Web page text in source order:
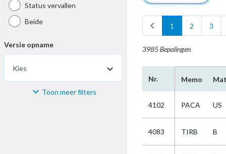
Status vervallen
Beide
Versie opname
Kies
Materiaal Toon meer filters
chevron_left 1 2 3
3985 Bepalingen
Nr. Memo
4102 PACA US
4083 TIRB B